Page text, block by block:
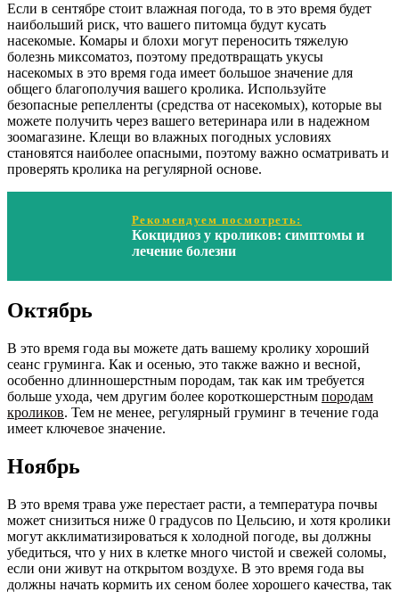
Если в сентябре стоит влажная погода, то в это время будет
наибольший риск, что вашего питомца будут кусать
насекомые. Комары и блохи могут переносить тяжелую
болезнь миксоматоз, поэтому предотвращать укусы
насекомых в это время года имеет большое значение для
общего благополучия вашего кролика. Используйте
безопасные репелленты (средства от насекомых), которые вы
можете получить через вашего ветеринара или в надежном
зоомагазине. Клещи во влажных погодных условиях
становятся наиболее опасными, поэтому важно осматривать и
проверять кролика на регулярной основе.
Рекомендуем посмотреть:
Кокцидиоз у кроликов: симптомы и
лечение болезни
Октябрь
В это время года вы можете дать вашему кролику хороший
сеанс груминга. Как и осенью, это также важно и весной,
особенно длинношерстным породам, так как им требуется
больше ухода, чем другим более короткошерстным породам
кроликов. Тем не менее, регулярный груминг в течение года
имеет ключевое значение.
Ноябрь
В это время трава уже перестает расти, а температура почвы
может снизиться ниже 0 градусов по Цельсию, и хотя кролики
могут акклиматизироваться к холодной погоде, вы должны
убедиться, что у них в клетке много чистой и свежей соломы,
если они живут на открытом воздухе. В это время года вы
должны начать кормить их сеном более хорошего качества, так